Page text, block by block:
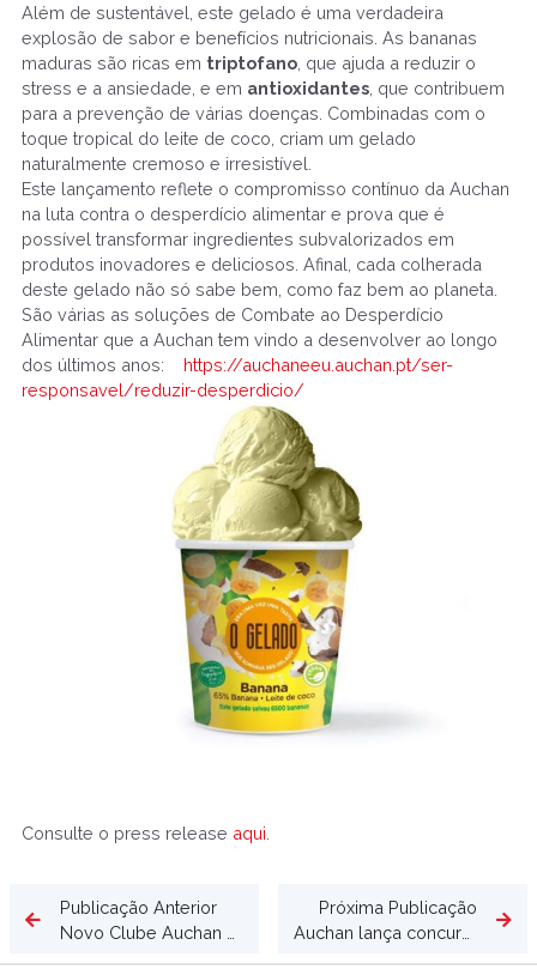
Além de sustentável, este gelado é uma verdadeira
explosão de sabor e benefícios nutricionais. As bananas
maduras são ricas em triptofano, que ajuda a reduzir o
stress e a ansiedade, e em antioxidantes, que contribuem
para a prevenção de várias doenças. Combinadas com o
toque tropical do leite de coco, criam um gelado
naturalmente cremoso e irresistível.
Este lançamento reflete o compromisso contínuo da Auchan
na luta contra o desperdício alimentar e prova que é
possível transformar ingredientes subvalorizados em
produtos inovadores e deliciosos. Afinal, cada colherada
deste gelado não só sabe bem, como faz bem ao planeta.
São várias as soluções de Combate ao Desperdício
Alimentar que a Auchan tem vindo a desenvolver ao longo
dos últimos anos: https://auchaneeu.auchan.pt/ser-
responsavel/reduzir-desperdicio/
Consulte o press release aqui
Publicação Anterior
Próxima Publicação